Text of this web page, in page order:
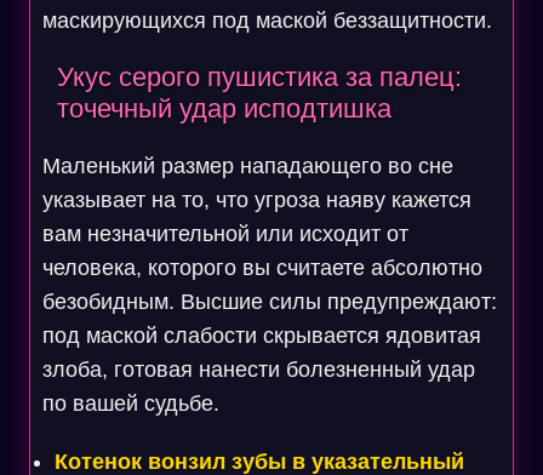
маскирующихся под маской беззащитности.
Укус серого пушистика за палец:
точечный удар исподтишка
Маленький размер нападающего во сне
указывает на то, что угроза наяву кажется
вам незначительной или исходит от
человека, которого вы считаете абсолютно
безобидным. Высшие силы предупреждают:
под маской слабости скрывается ядовитая
злоба, готовая нанести болезненный удар
по вашей судьбе.
Котенок вонзил зубы в указательный